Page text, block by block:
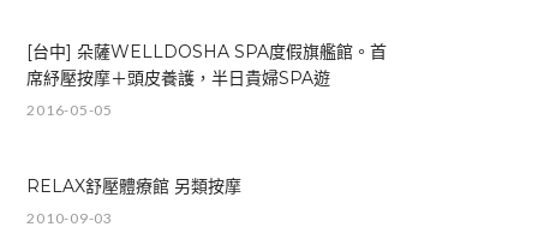
[台中] 朵薩WELLDOSHA SPA度假旗艦館。首
席紓壓按摩＋頭皮養護，半日貴婦SPA遊
2016-05-05
RELAX舒壓體療館 另類按摩
2010-09-03